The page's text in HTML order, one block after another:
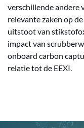
verschillende andere
relevante zaken op
uitstoot van
impact van
onboard carbon
relatie tot de EEXI.